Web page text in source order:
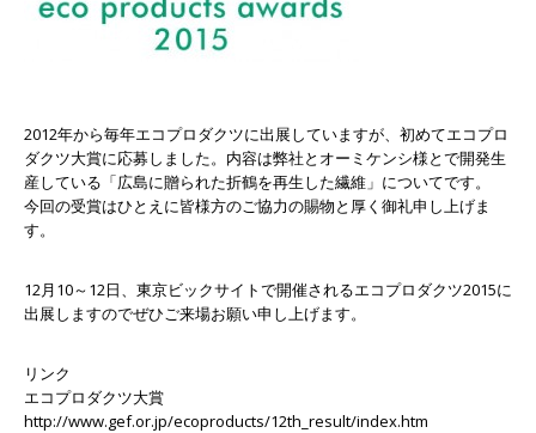
2012年から毎年エコプロダクツに出展していますが、初めてエコプロ
ダクツ大賞に応募しました。内容は弊社とオーミケンシ様とで開発生
産している「広島に贈られた折鶴を再生した繊維」についてです。
今回の受賞はひとえに皆様方のご協力の賜物と厚く御礼申し上げま
す。
12月10～12日、東京ビックサイトで開催されるエコプロダクツ2015に
出展しますのでぜひご来場お願い申し上げます。
リンク
エコプロダクツ大賞
http://www.gef.or.jp/ecoproducts/12th_result/index.htm